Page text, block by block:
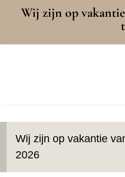
Wij zijn op vakantie
Wij zijn op vakantie
2026